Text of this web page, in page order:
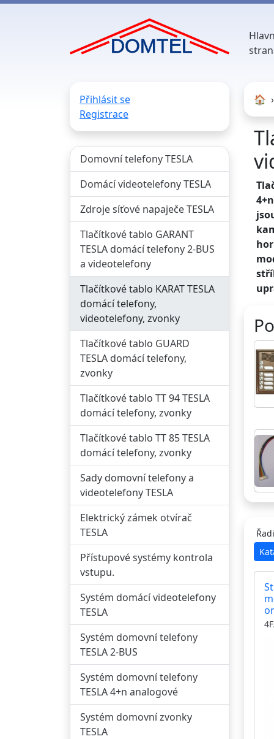
Přihlásit se
Registrace
Domovní telefony TESLA
Domácí videotelefony TESLA
Zdroje síťové napaječe TESLA
Tlačítkové tablo GARANT
TESLA domácí telefony 2-BUS
a videotelefony
Tlačítkové tablo KARAT TESLA
domácí telefony,
videotelefony, zvonky
Tlačítkové tablo GUARD
TESLA domácí telefony,
zvonky
Tlačítkové tablo TT 94 TESLA
domácí telefony, zvonky
Tlačítkové tablo TT 85 TESLA
domácí telefony, zvonky
Sady domovní telefony a
videotelefony TESLA
Elektrický zámek otvírač
TESLA
Přístupové systémy kontrola
vstupu.
Systém domácí videotelefony
TESLA
Systém domovní telefony
TESLA 2-BUS
Systém domovní telefony
TESLA 4+n analogové
Systém domovní zvonky
TESLA
🏠︎